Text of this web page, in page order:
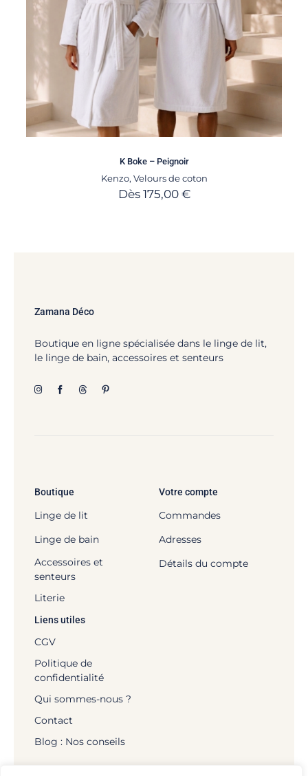
K Boke – Peignoir
Kenzo, Velours de coton
Dès 175,00 €
Zamana Déco
Boutique en ligne spécialisée dans le linge de lit,
le linge de bain, accessoires et senteurs
Boutique
Linge de lit
Linge de bain
Accessoires et
senteurs
Literie
Votre compte
Commandes
Adresses
Détails du compte
Liens utiles
CGV
Politique de
confidentialité
Qui sommes-nous ?
Contact
Blog : Nos conseils